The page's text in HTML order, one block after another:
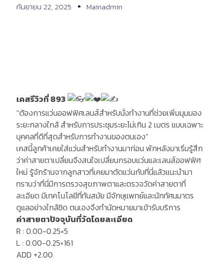
กันยายน 22, 2025 Mainadmin
เคสรีวิวที่ 893
“ต้องการแว่นออฟฟิศเลนส์สำหรับนั่งทำงานที่ช่วยเพิ่มมุมมอง
ระยะกลางใกล้ สำหรับการประชุมระยะไม่เกิน 2 เมตร แบบเฉพาะ
บุคคลที่ดีที่สุดสำหรับการทำงานของตนเอง“
เคสนี้ลูกค้าเคยใส่แว่นสำหรับทำงานมาก่อน พักหลังมาเริ่มรู้สึก
ว่าค่าสายตาเปลี่ยนจึงสนใจเปลี่ยนกรอบแว่นและเลนส์ออฟฟิศ
ใหม่ รู้จักร้านจากลูกสาวที่เคยมาตัดแว่นกับที่นี่แล้วแนะนำมา
ทราบว่าที่นี่มีการตรวจสุขภาพตาและตรวจวัดค่าสายตาที่
ละเอียด มีเทคโนโลยีที่ทันสมัย มีจักษุแพทย์และนักทัศนมาตร
ดูแลอย่างใกล้ชิด ตนเองจึงทำนัดหมายมาเข้ารับบริการ
ค่าสายตาปัจจุบันที่วัดโดยละเอียด
R : 0.00-0.25×5
L : 0.00-0.25×161
ADD +2.00